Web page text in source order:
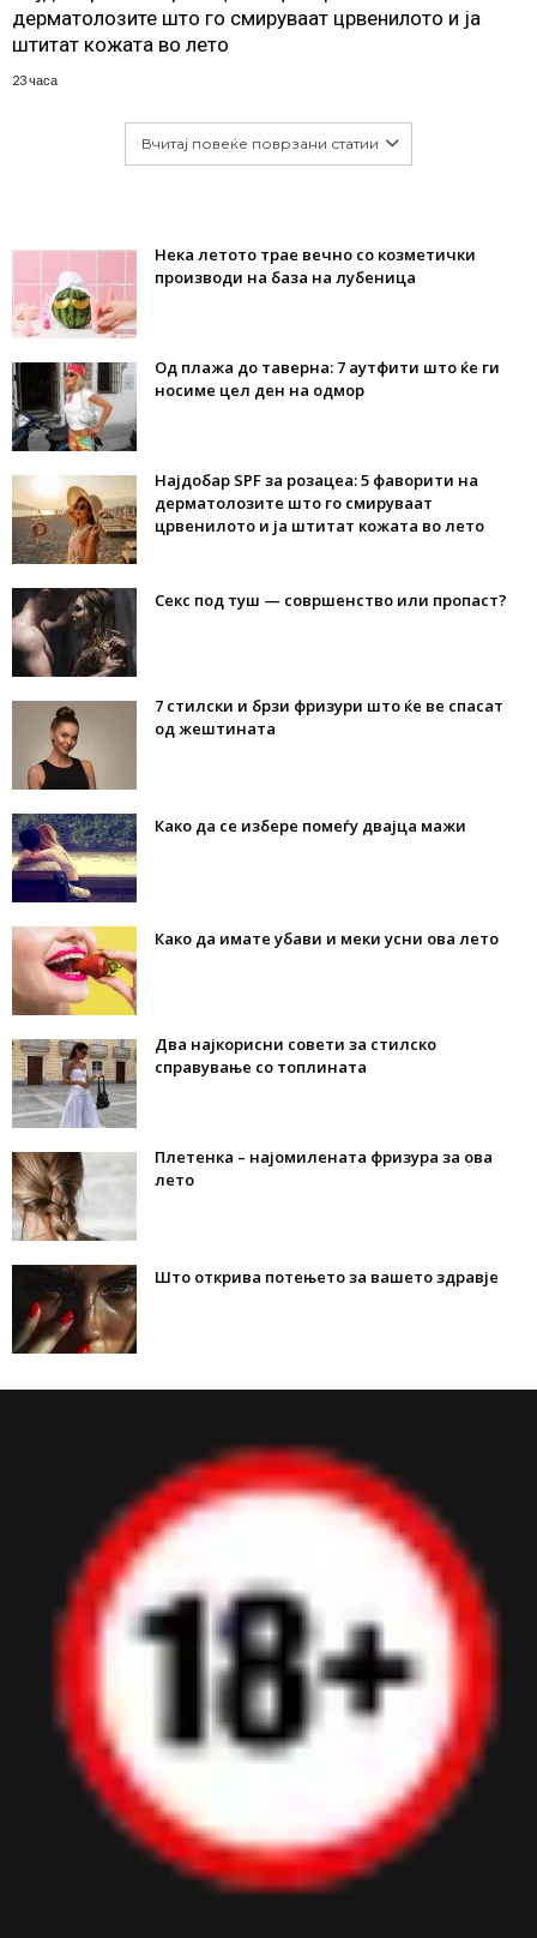
дерматолозите што го смируваат црвенилото и ја
штитат кожата во лето
23 часа
Вчитај повеќе поврзани статии
Нека летото трае вечно со козметички
производи на база на лубеница
Од плажа до таверна: 7 аутфити што ќе ги
носиме цел ден на одмор
Најдобар SPF за розацеа: 5 фаворити на
дерматолозите што го смируваат
црвенилото и ја штитат кожата во лето
Секс под туш — совршенство или пропаст?
7 стилски и брзи фризури што ќе ве спасат
од жештината
Како да се избере помеѓу двајца мажи
Како да имате убави и меки усни ова лето
Два најкорисни совети за стилско
справување со топлината
Плетенка – најомилената фризура за ова
лето
Што открива потењето за вашето здравје